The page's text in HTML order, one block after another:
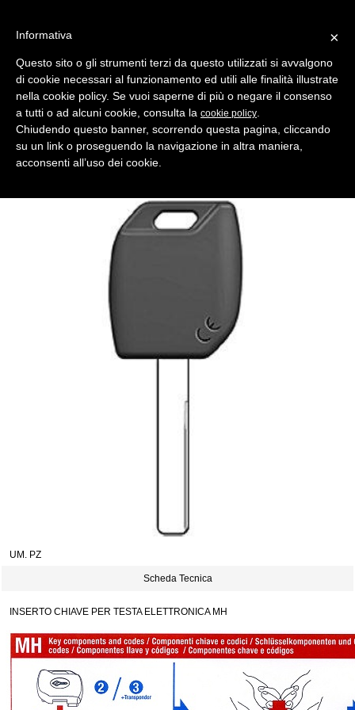
Indietro
INSERTO X TESTA ELETTRONICA > MARCHE AUTO ASSORTITE
inserto chiave hu92rmh per testa elettronica mh
UM. PZ
Scheda Tecnica
INSERTO CHIAVE PER TESTA ELETTRONICA MH
×
Informativa
Questo sito o gli strumenti terzi da questo utilizzati si avvalgono
di cookie necessari al funzionamento ed utili alle finalità illustrate
nella cookie policy. Se vuoi saperne di più o negare il consenso
a tutti o ad alcuni cookie, consulta la cookie policy
Chiudendo questo banner, scorrendo questa pagina, cliccando
su un link o proseguendo la navigazione in altra maniera,
acconsenti all’uso dei cookie.